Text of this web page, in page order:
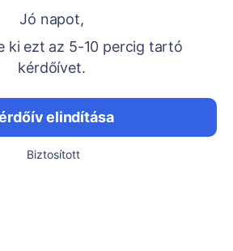
Jó napot,
ki ezt az 5-10 percig tartó
kérdőívet.
elindítása
Biztosított